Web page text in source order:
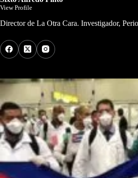
View Profile
Director de La Otra Cara. Investigador,